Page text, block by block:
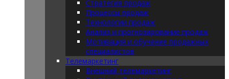
Стратегия продаж
Процессы продаж
Технологии продаж
Анализ и прогнозирование продаж
Мотивация и обучение продажных
специалистов
Телемаркетинг
Внешний телемаркетинг